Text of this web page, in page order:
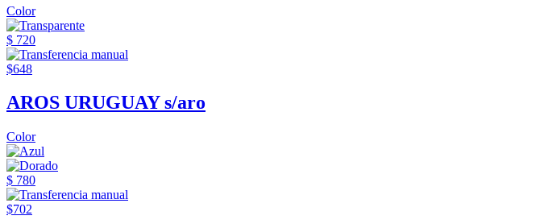
Color
$ 720
$648
AROS URUGUAY s/aro
Color
$ 780
$702